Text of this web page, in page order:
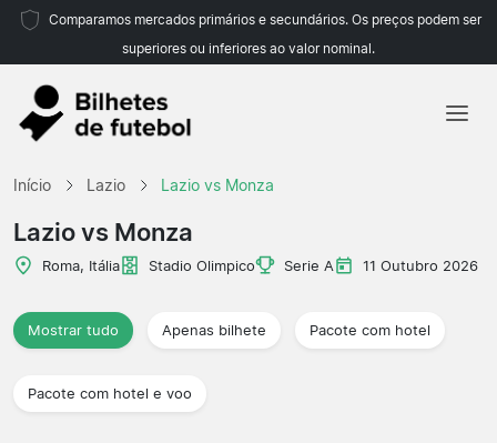
Comparamos mercados primários e secundários. Os preços podem ser
superiores ou inferiores ao valor nominal.
Início Lazio Lazio vs Monza
Lazio vs Monza
Roma, Itália Stadio Olimpico Serie A 11 Outubro 2026
Mostrar tudo Apenas bilhete Pacote com hotel
Pacote com hotel e voo